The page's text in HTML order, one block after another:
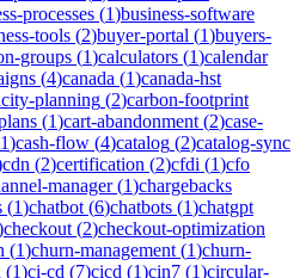
processes (1)business-software
tools (2)buyer-portal (1)buyers-
groups (1)calculators (1)calendar
(4)canada (1)canada-hst
planning (2)carbon-footprint
(1)cart-abandonment (2)case-
)cash-flow (4)catalog (2)catalog-sync
cdn (2)certification (2)cfdi (1)cfo
manager(1)chargebacks
(1)chatbot (6)chatbots (1)chatgpt
checkout (2)checkout-optimization
(1)churn-management (1)churn-
(1)ci-cd (7)cicd (1)cin7 (1)circular-